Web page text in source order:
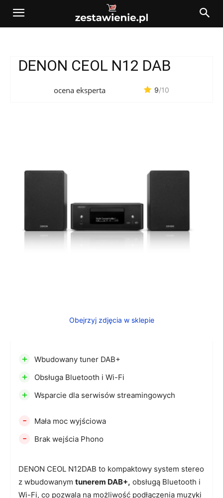
DENON CEOL N12 DAB
ocena eksperta 9/10
Obejrzyj zdjęcia w sklepie
DENON CEOL N12DAB to kompaktowy system stereo
z wbudowanym tunerem DAB+, obsługą Bluetooth i
Wi-Fi, co pozwala na możliwość podłączenia muzyki
+ Wbudowany tuner DAB+
+ Obsługa Bluetooth i Wi-Fi
+ Wsparcie dla serwisów streamingowych
- Mała moc wyjściowa
- Brak wejścia Phono